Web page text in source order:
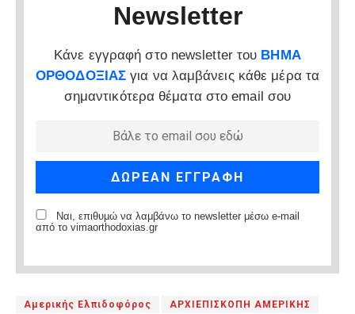
Newsletter
Κάνε εγγραφή στο newsletter του ΒΗΜΑ
ΟΡΘΟΔΟΞΙΑΣ για να λαμβάνεις κάθε μέρα τα
σημαντικότερα θέματα στο email σου
Ναι, επιθυμώ να λαμβάνω το newsletter μέσω e-mail
από το vimaorthodoxias.gr
Αμερικής Ελπιδοφόρος ΑΡΧΙΕΠΙΣΚΟΠΗ ΑΜΕΡΙΚΗΣ